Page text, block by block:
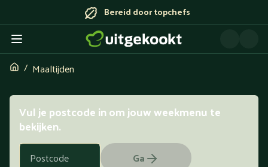
Bereid door topchefs
Maaltijden
Vul je postcode in om jouw weekmenu te
bekijken.
Ga